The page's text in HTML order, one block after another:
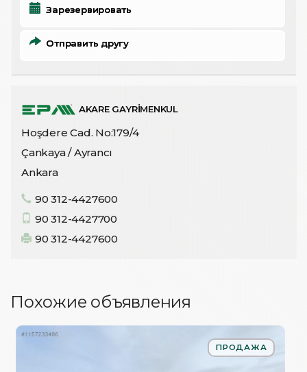
Зарезервировать
Отправить другу
AKARE GAYRİMENKUL
Hoşdere Cad. No:179/4
Çankaya / Ayrancı
Ankara
90 312-4427600
90 312-4427700
90 312-4427600
Похожие объявления
ПРОДАЖА